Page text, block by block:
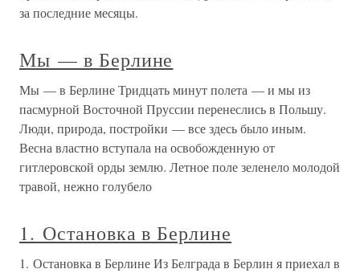
за последние месяцы.
Мы — в Берлине
Мы — в Берлине Тридцать минут полета — и мы из
пасмурной Восточной Пруссии перенеслись в Польшу.
Люди, природа, постройки — все здесь было иным.
Весна властно вступала на освобожденную от
гитлеровской орды землю. Летное поле зеленело молодой
травой, нежно голубело
1. Остановка в Берлине
1. Остановка в Берлине Из Белграда в Берлин я приехал в